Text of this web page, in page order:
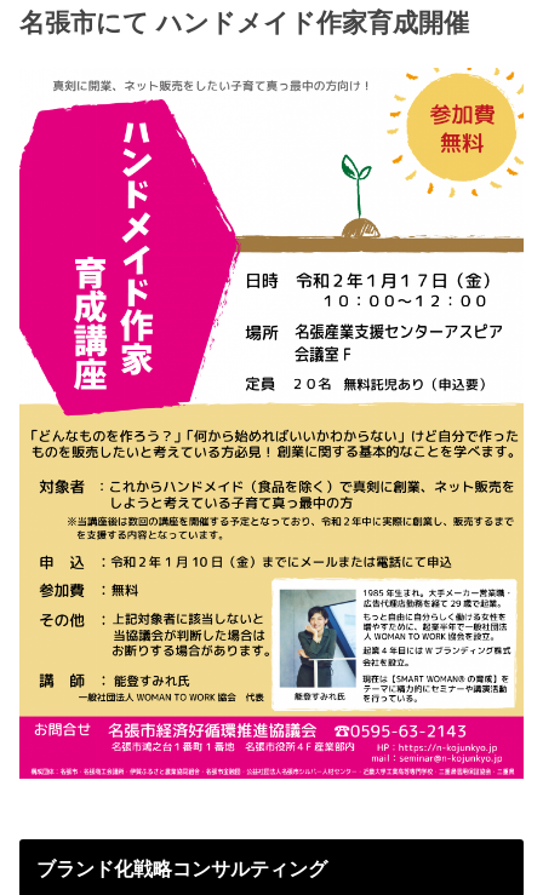
名張市にて ハンドメイド作家育成開催
ブランド化戦略コンサルティング